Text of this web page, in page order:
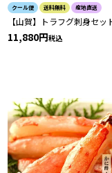
クール便 送料無料 産地直送
【山賀】トラフグ刺身セッ
11,880 税込